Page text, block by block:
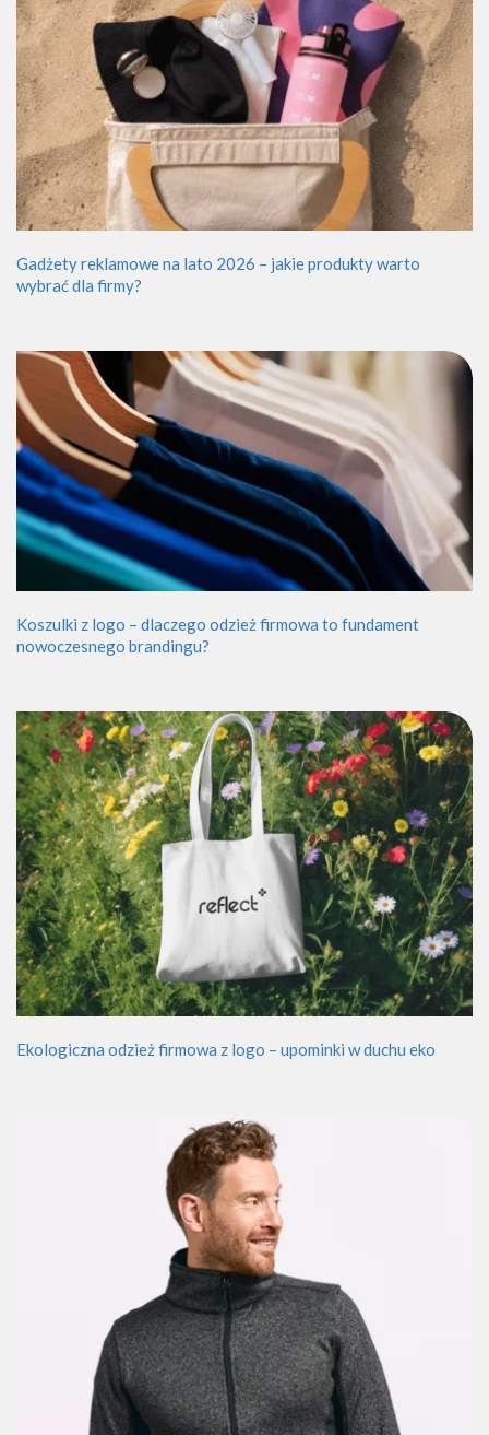
Gadżety reklamowe na lato 2026 – jakie produkty warto
wybrać dla firmy?
Koszulki z logo – dlaczego odzież firmowa to fundament
nowoczesnego brandingu?
Ekologiczna odzież firmowa z logo – upominki w duchu eko